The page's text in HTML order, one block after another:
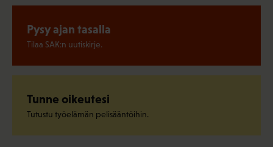
Pysy ajan tasalla
Tilaa SAK:n uutiskirje.
Tunne oikeutesi
Tutustu työelämän pelisääntöihin.